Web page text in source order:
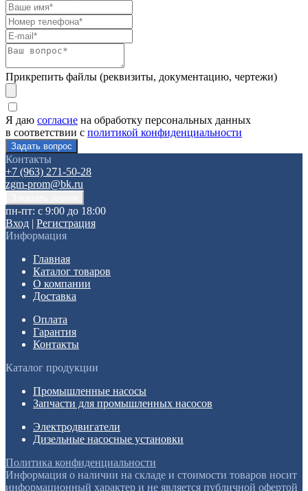
Прикрепить файлы (реквизиты, документацию, чертежи)
Я даю согласие на обработку персональных данных
в соответствии с политикой конфиденциальности
Контакты
+7 (963) 271-50-28
zgm-prom@bk.ru
пн-пт: с 9:00 до 18:00
Вход | Регистрация
Информация
Главная
Каталог товаров
О компании
Доставка
Оплата
Гарантия
Контакты
Каталог продукции
Промышленные насосы
Запчасти для промышленных насосов
Электродвигатели
Дизельные насосные установки
Политика конфиденциальности
Информация о наличии на складе и стоимости товаров носит
информационный характер и не является публичной офертой